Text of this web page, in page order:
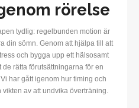
rörelse
tydlig: regelbunden motion är
din sömn. Genom att hjälpa till att
och bygga upp ett hälsosamt
rätta förutsättningarna för en
har gått igenom hur timing och
av att undvika överträning.